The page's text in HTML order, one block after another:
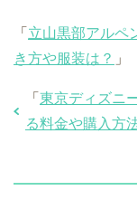
「 立山黒部アルペ
き方や服装は？ 」
「 東京ディズニ
る料金や購入方